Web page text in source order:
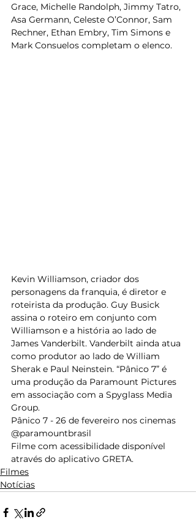
Grace, Michelle Randolph, Jimmy Tatro,
Asa Germann, Celeste O’Connor, Sam
Rechner, Ethan Embry, Tim Simons e
Mark Consuelos completam o elenco.
Kevin Williamson, criador dos
personagens da franquia, é diretor e
roteirista da produção. Guy Busick
assina o roteiro em conjunto com
Williamson e a história ao lado de
James Vanderbilt. Vanderbilt ainda atua
como produtor ao lado de William
Sherak e Paul Neinstein. “Pânico 7” é
uma produção da Paramount Pictures
em associação com a Spyglass Media
Group.
Pânico 7 - 26 de fevereiro nos cinemas
@paramountbrasil
Filme com acessibilidade disponível
através do aplicativo GRETA.
Filmes
Notícias